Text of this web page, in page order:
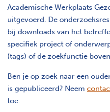
Academische Werkplaats
uitgevoerd. De
bij downloads van het
specifiek project of
(tags) of de zoekfunctie
Ben je op zoek naar een
is gepubliceerd? Neem
toe.